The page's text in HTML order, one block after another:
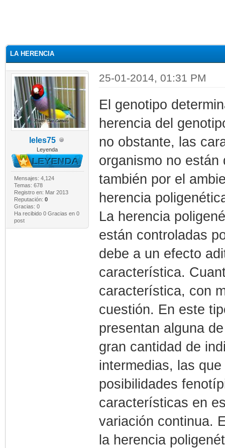
LA HERENCIA
leles75
Leyenda
Mensajes: 4,124
Temas: 678
Registro en: Mar 2013
Reputación: 0
Gracias: 0
Ha recibido 0 Gracias en 0
post
25-01-2014, 01:31 PM
El genotipo
herencia del
no obstante, las
organismo no
también por el
herencia
La herencia
están controladas
debe a un efecto
característica.
característica, con
cuestión. En este
presentan alguna
gran cantidad de
intermedias, las
posibilidades
características en
variación continua.
la herencia